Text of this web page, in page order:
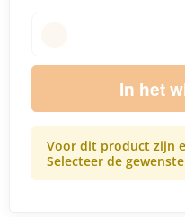
In het
Voor dit product zijn
Selecteer de